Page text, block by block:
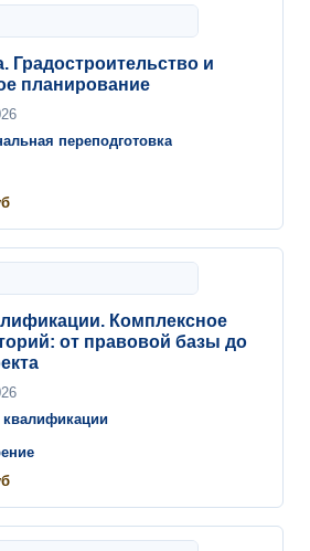
Градостроительство и
планирование
переподготовка
Комплексное
от правовой базы до